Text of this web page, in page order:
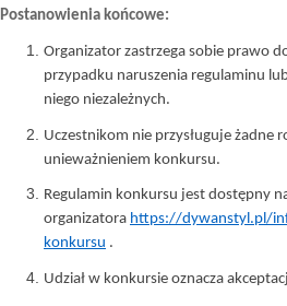
Postanowienia końcowe:
Organizator zastrzega sobie prawo
przypadku naruszenia regulaminu
niego niezależnych.
Uczestnikom nie przysługuje żadne
unieważnieniem konkursu.
Regulamin konkursu jest dostępny
organizatora https://dywanstyl.pl/
konkursu .
Udział w konkursie oznacza